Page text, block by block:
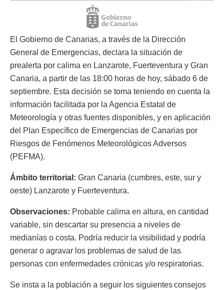
El Gobierno de Canarias, a través de la Dirección
General de Emergencias, declara la situación de
prealerta por calima en Lanzarote, Fuerteventura y Gran
Canaria, a partir de las 18:00 horas de hoy, sábado 6 de
septiembre. Esta decisión se toma teniendo en cuenta la
información facilitada por la Agencia Estatal de
Meteorología y otras fuentes disponibles, y en aplicación
del Plan Específico de Emergencias de Canarias por
Riesgos de Fenómenos Meteorológicos Adversos
(PEFMA).
Ámbito territorial: Gran Canaria (cumbres, este, sur y
oeste) Lanzarote y Fuerteventura.
Observaciones: Probable calima en altura, en cantidad
variable, sin descartar su presencia a niveles de
medianías o costa. Podría reducir la visibilidad y podría
generar o agravar los problemas de salud de las
personas con enfermedades crónicas y/o respiratorias.
Se insta a la población a seguir los siguientes consejos